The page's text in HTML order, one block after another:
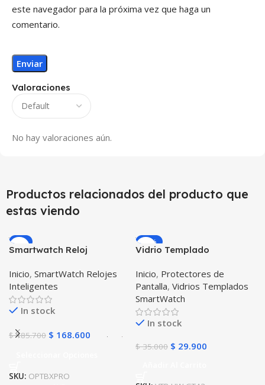
Valoraciones
No hay valoraciones aún.
este navegador para la próxima vez que haga un
comentario.
Productos relacionados del producto que
estas viendo
-9%
Smartwatch Reloj
BAND X PRO™
(Smartwatch p70)
Compatible Android IOS
Inicio, SmartWatch Relojes
Inteligentes
In stock
$185.700 $ 168.600
SKU: OPTBXPRO
-15%
Vidrio Templado
42mm X2 Unidades
Inicio, Protectores de
Pantalla, Vidrios Templados
SmartWatch
In stock
$35.000 $ 29.900